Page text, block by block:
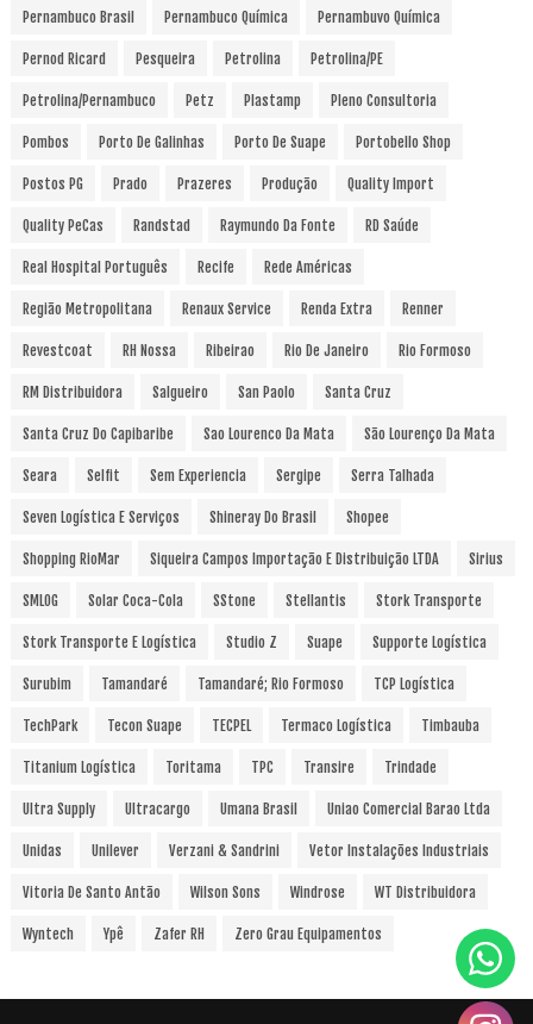
Pernambuco Brasil Pernambuco Química Pernambuvo Química
Pernod Ricard Pesqueira Petrolina Petrolina/PE
Petrolina/Pernambuco Petz Plastamp Pleno Consultoria
Pombos Porto De Galinhas Porto De Suape Portobello Shop
Postos PG Prado Prazeres Produção Quality Import
Quality PeCas Randstad Raymundo Da Fonte RD Saúde
Real Hospital Português Recife Rede Américas
Região Metropolitana Renaux Service Renda Extra Renner
Revestcoat RH Nossa Ribeirao Rio De Janeiro Rio Formoso
RM Distribuidora Salgueiro San Paolo Santa Cruz
Santa Cruz Do Capibaribe Sao Lourenco Da Mata São Lourenço Da Mata
Seara Selfit Sem Experiencia Sergipe Serra Talhada
Seven Logística E Serviços Shineray Do Brasil Shopee
Shopping RioMar Siqueira Campos Importação E Distribuição LTDA Sirius
SMLOG Solar Coca-Cola SStone Stellantis Stork Transporte
Stork Transporte E Logística Studio Z Suape Supporte Logística
Surubim Tamandaré Tamandaré; Rio Formoso TCP Logística
TechPark Tecon Suape TECPEL Termaco Logística Timbauba
Titanium Logística Toritama TPC Transire Trindade
Ultra Supply Ultracargo Umana Brasil Uniao Comercial Barao Ltda
Unidas Unilever Verzani & Sandrini Vetor Instalações Industriais
Vitoria De Santo Antão Wilson Sons Windrose WT Distribuidora
Wyntech Ypê Zafer RH Zero Grau Equipamentos